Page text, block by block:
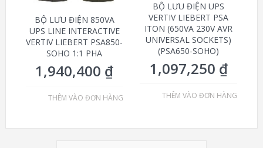
BỘ LƯU ĐIỆN 850VA
UPS LINE INTERACTIVE
VERTIV LIEBERT PSA850-
SOHO 1:1 PHA
1,940,400 ₫
THÊM VÀO ĐƠN HÀNG
BỘ LƯU ĐIỆN UPS
VERTIV LIEBERT PSA
ITON (650VA 230V AVR
UNIVERSAL SOCKETS)
(PSA650-SOHO)
1,097,250 ₫
THÊM VÀO ĐƠN HÀNG